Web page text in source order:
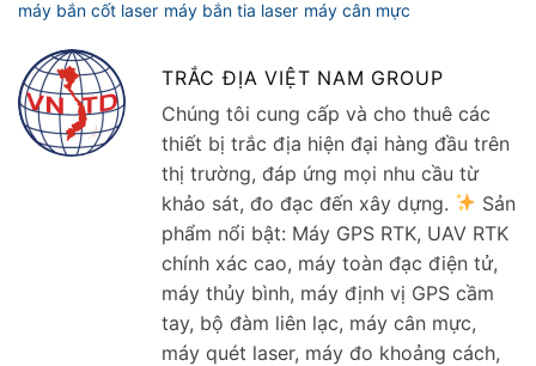
TRẮC ĐỊA VIỆT NAM GROUP
Chúng tôi cung cấp và cho thuê các
thiết bị trắc địa hiện đại hàng đầu trên
thị trường, đáp ứng mọi nhu cầu từ
khảo sát, đo đạc đến xây dựng.
Sản
phẩm nổi bật: Máy GPS RTK, UAV RTK
chính xác cao, máy toàn đạc điện tử,
máy thủy bình, máy định vị GPS cầm
tay, bộ đàm liên lạc, máy cân mực,
máy quét laser, máy đo khoảng cách,